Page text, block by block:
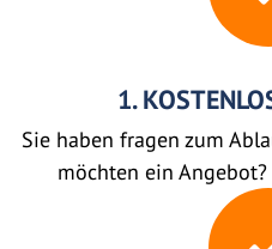
1.
Sie haben fragen zum
möchten ein